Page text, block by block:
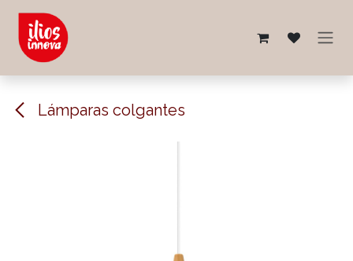
Ir al contenido
Lámparas colgantes